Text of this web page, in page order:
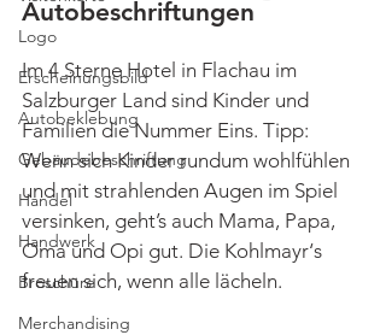
Logo
Erscheinungsbild
Autobeklebung
Gebäudebeschriftung
Handel
Handwerk
Broschüre
Merchandising
Autobeschriftungen
Im 4 Sterne Hotel in Flachau im
Salzburger Land sind Kinder und
Familien die Nummer Eins. Tipp:
Wenn sich Kinder rundum wohlfühlen
und mit strahlenden Augen im Spiel
versinken, geht’s auch Mama, Papa,
Oma und Opi gut. Die Kohlmayr‘s
freuen sich, wenn alle lächeln.